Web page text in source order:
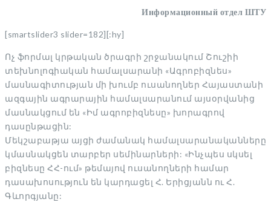
Информационный отдел ШТУ
[smartslider3 slider=182][:hy]
Ոչ ֆորմալ կրթական ծրագրի շրջանակում Շուշիի
տեխնոլոգիական համալսարանի «Ագրոբիզնես»
մասնագիտության մի խումբ ուսանողներ Հայաստանի
ազգային ագրարային համալսարանում այսօրվանից
մասնակցում են «Իմ ագրոբիզնեսը» խորագրով
դասընթացին:
Մեկշաբաթյա այցի ժամանակ համալսարանականները
կմասնակցեն տարբեր սեմինարների: «Ինչպես սկսել
բիզնեսը ՀՀ-ում» թեմայով ուսանողների համար
դասախոսություն են կարդացել Հ. Երիցյանն ու Հ.
Գևորգյանը: